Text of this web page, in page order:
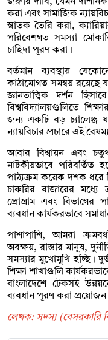
করা এবং সামাজিক
স্নাতক তৈরি করা,
পরিবেশগত সমস্যা
চাহিদা পূরণ করা।
বর্তমান ব্যবস্থায়
কাঠামোগত সমন্বয় রয়েছে
জ্ঞানতাত্ত্বিক দর্শন
বিশ্ববিদ্যালয়গুলিতে
জন্য একটি বড় চ্যালেঞ্জ
ন্যায়বিচার প্রচারে এই
আবার বিশ্বায়ন এবং
নাটকীয়ভাবে পরিবর্তিত
পাঠ্যক্রম কয়েক দশক ধরে
চাকরির বাজারের মধ্যে
প্রোগ্রাম এবং বিভাগের
ব্যবধান কার্যকরভাবে
পাশাপাশি, আমরা
অবক্ষয়, রাস্তার মানুষ,
সমস্যার মুখোমুখি হচ্ছি।
শিক্ষা শাখাগুলি
বাংলাদেশে টেকসই
ব্যবধান পূরণ করা
লেখক: সদস্য (বেসরকারি